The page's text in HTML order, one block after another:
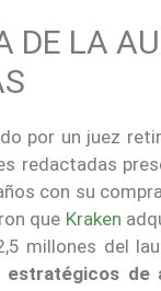
DE LA
por un juez
redactadas
con su
que Kraken
millones del
de